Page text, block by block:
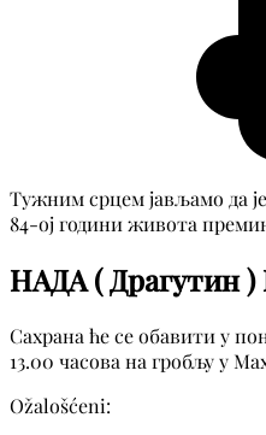
Тужним срцем јављамо да
84-ој години живота
НАДА (
Сахрана ће се обавити у
13.00 часова на гробљу у
Ožalošćeni: